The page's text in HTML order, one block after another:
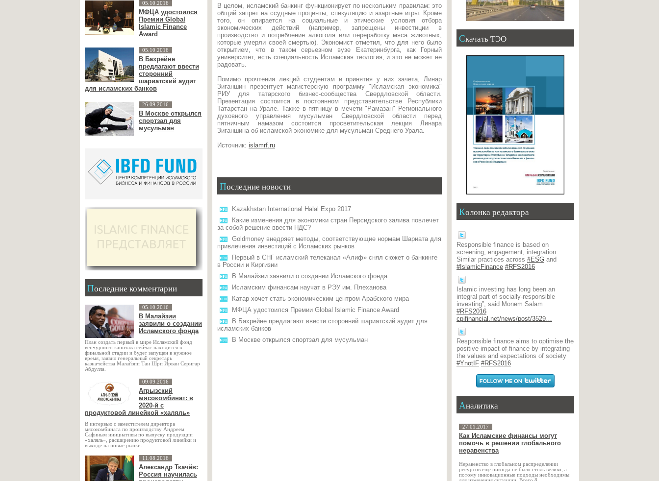
05.10.2016
МФЦА удостоился
Премии Global
Islamic Finance
Award
05.10.2016
В Бахрейне
предлагают ввести
сторонний
шариатский аудит
для исламских банков
26.09.2016
В Москве открылся
спортзал для
мусульман
Последние комментарии
05.10.2016
В Малайзии
заявили о создании
Исламского фонда
План создать первый в мире Исламский фонд
венчурного капитала сейчас находится в
финальной стадии и будет запущен в нужное
время, заявил генеральный секретарь
казначейства Малайзии Тан Шри Ирван Серигар
Абдулла.
09.09.2016
Агрызский
мясокомбинат: в
2020-й с
продуктовой линейкой «халяль»
В интервью с заместителем директора
мясокомбината по производству Андреем
Сафиным инициативы по выпуску продукции
«халяль», расширению продуктовой линейки и
выходе на новые рынки.
11.08.2016
Александр Ткачёв:
Россия научилась
В целом, исламский банкинг функционирует по нескольким правилам: это
общий запрет на ссудные проценты, спекуляцию и азартные игры. Кроме
того, он опирается на социальные и этические условия отбора
экономических действий (например, запрещены инвестиции в
производство и потребление алкоголя или переработку мяса животных,
которые умерли своей смертью). Экономист отметил, что для него было
открытием, что в таком серьезном вузе Екатеринбурга, как Горный
университет, есть специальность Исламская теология, и это не может не
радовать.
Помимо прочтения лекций студентам и принятия у них зачета, Линар
Зиганшин презентует магистерскую программу "Исламская экономика"
РИУ для татарского бизнес-сообщества Свердловской области.
Презентация состоится в постоянном представительстве Республики
Татарстан на Урале. Также в пятницу в мечети "Рамазан" Регионального
духовного управления мусульман Свердловской области перед
пятничным намазом состоится просветительская лекция Линара
Зиганшина об исламской экономике для мусульман Среднего Урала.
Источник: islamrf.ru
Последние новости
Kazakhstan International Halal Expo 2017
Какие изменения для экономики стран Персидского залива повлечет
за собой решение ввести НДС?
Goldmoney внедряет методы, соответствующие нормам Шариата для
привлечения инвестиций с Исламских рынков
Первый в СНГ исламский телеканал «Алиф» снял сюжет о банкинге
в России и Киргизии
В Малайзии заявили о создании Исламского фонда
Исламским финансам научат в РЭУ им. Плеханова
Катар хочет стать экономическим центром Арабского мира
МФЦА удостоился Премии Global Islamic Finance Award
В Бахрейне предлагают ввести сторонний шариатский аудит для
исламских банков
В Москве открылся спортзал для мусульман
Скачать ТЭО
Колонка редактора
Responsible finance is based on
screening, engagement, integration.
Similar practices across #ESG and
#IslamicFinance #RFS2016
Islamic investing has long been an
integral part of socially-responsible
investing”, said Monem Salam
#RFS2016
cpifinancial.net/news/post/3529…
Responsible finance aims to optimise the
positive impact of finance by integrating
the values and expectations of society
#YnotIF #RFS2016
Аналитика
27.01.2017
Как Исламские финансы могут
помочь в решении глобального
неравенства
Неравенство в глобальном распределении
ресурсов еще никогда не было столь велико, а
потому инновационные подходы необходимы